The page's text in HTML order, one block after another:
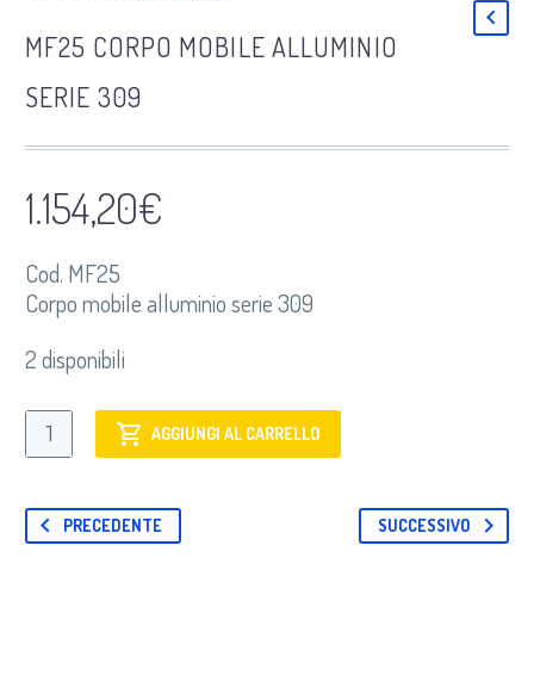
MF25 CORPO MOBILE ALLUMINIO
SERIE 309
1.154,20€
Cod. MF25
Corpo mobile alluminio serie 309
2 disponibili
MF25
Corpo
alluminio
serie
AGGIUNGI AL CARRELLO
PRECEDENTE SUCCESSIVO